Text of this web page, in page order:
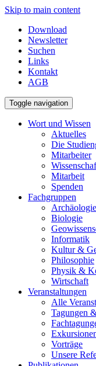
Skip to main content
Download
Newsletter
Suchen
Links
Kontakt
AGB
Toggle navigation
Wort und Wissen
Aktuelles
Die
Mitarbeiter
Mitarbeit
Spenden
Fachgruppen
Archäologie
Biologie
Informatik
Kultur &
Philosophie
Physik &
Wirtschaft
Veranstaltungen
Alle
Tagungen
Vorträge
Unsere